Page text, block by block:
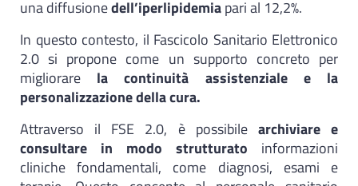
una diffusionedell’iperlipidemiapari al 12,2%.
In questo contesto, il Fascicolo Sanitario Elettronico
2.0 si propone come un supporto concreto per
migliorare la continuità assistenziale e la
personalizzazione della cura.
Attraverso il FSE 2.0, è possibile archiviare e
consultare in modo strutturato informazioni
cliniche fondamentali, come diagnosi, esami e